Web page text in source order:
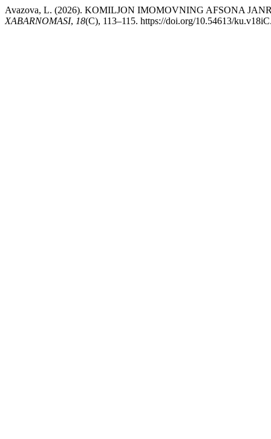
Avazova, L. (2026). KOMILJON IMOMOVNING AFSONA
XABARNOMASI, 18(C), 113–115. https://doi.org/10.54613/